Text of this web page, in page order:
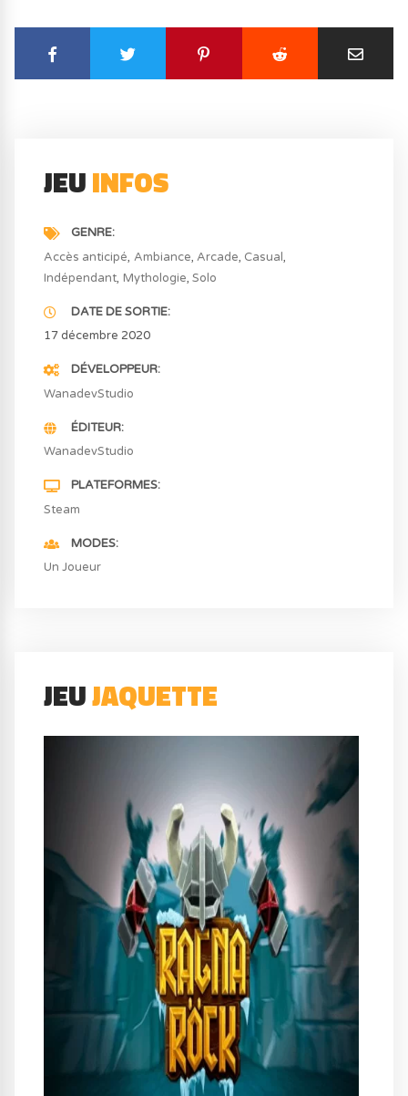
JEUINFOS
GENRE
Accès anticipé Ambiance Arcade Casual
Indépendant Mythologie Solo
DATE DE SORTIE
17 décembre 2020
DÉVELOPPEUR
WanadevStudio
ÉDITEUR
WanadevStudio
PLATEFORMES
Steam
MODES
Un Joueur
JEUJAQUETTE